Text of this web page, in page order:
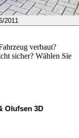
2011
verbaut?
sicher? Wählen Sie
Olufsen 3D